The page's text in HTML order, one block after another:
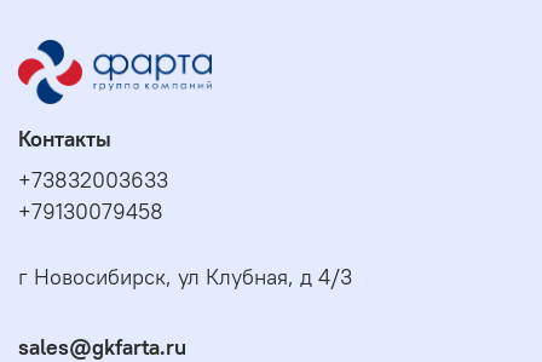
Контакты
+73832003633
+79130079458
г Новосибирск, ул Клубная, д 4/3
sales@gkfarta.ru